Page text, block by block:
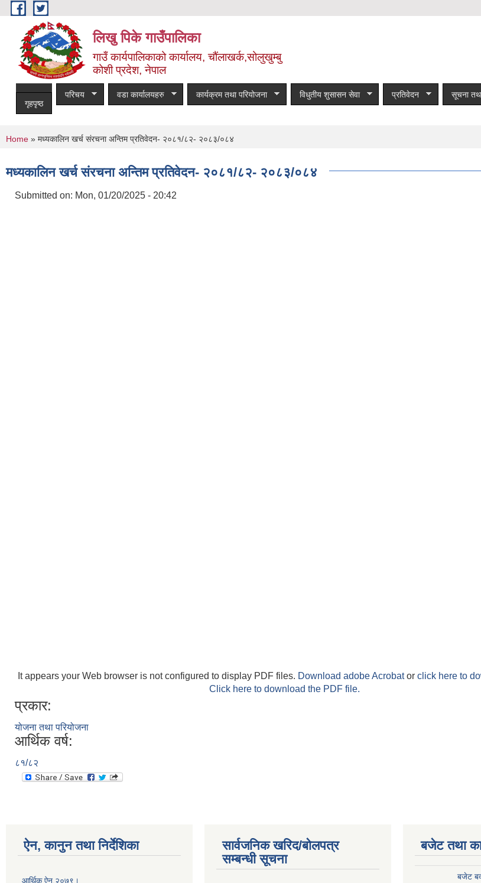
Skip to main content
लिखु पिके गाउँपालिका
गाउँ कार्यपालिकाको कार्यालय, चौंलाखर्क,सोलुखुम्बु
कोशी प्रदेश, नेपाल
गृहपृष्ठ
परिचय वडा कार्यालयहरु कार्यक्रम तथा परियोजना विधुतीय शुसासन सेवा प्रतिवेदन सूचना
You are here
Home » मध्यकालिन खर्च संरचना अन्तिम प्रतिवेदन- २०८१/८२- २०८३/०८४
मध्यकालिन खर्च संरचना अन्तिम प्रतिवेदन- २०८१/८२- २०८३/०८४
Submitted on: Mon, 01/20/2025 - 20:42
It appears your Web browser is not configured to display PDF files. Download adobe Acrobator click here to
Click here to download the PDF file.
प्रकार:
योजना तथा परियोजना
आर्थिक वर्ष:
८१/८२
ऐन, कानुन तथा निर्देशिका
आर्थिक ऐन,२०७९।
सार्वजनिक खरिद/बोलपत्र
सम्बन्धी सूचना
बजेट तथा
बजेट